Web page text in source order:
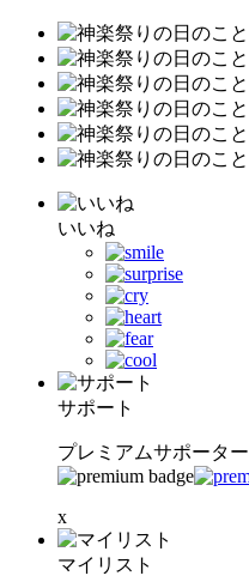
いいね
サポート
プレミアムサポーター
x
マイリスト